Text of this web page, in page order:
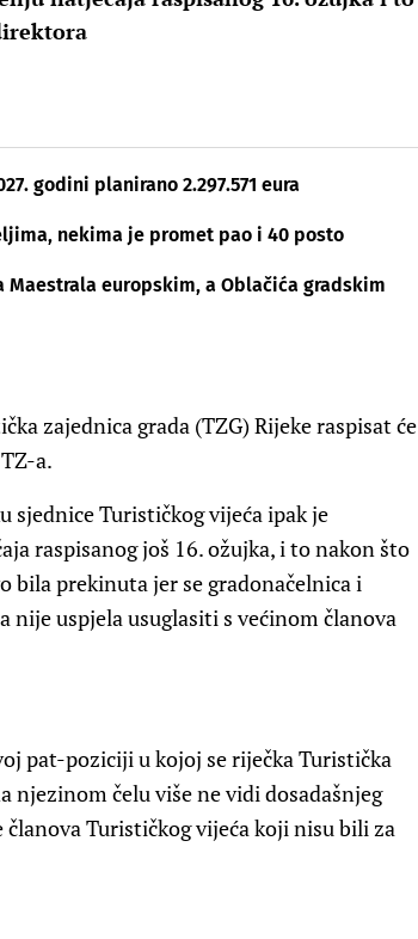
godini planirano 2.297.571 eura
nekima je promet pao i 40 posto
europskim, a Oblačića gradskim
zajednica grada (TZG) Rijeke raspisat će
a.
sjednice Turističkog vijeća ipak je
raspisanog još 16. ožujka, i to nakon što
bila prekinuta jer se gradonačelnica i
nije uspjela usuglasiti s većinom članova
pat-poziciji u kojoj se riječka Turistička
njezinom čelu više ne vidi dosadašnjeg
Turističkog vijeća koji nisu bili za